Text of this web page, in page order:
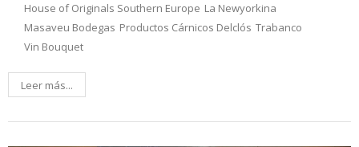
House of Originals Southern Europe La Newyorkina
Masaveu Bodegas Productos Cárnicos Delclós Trabanco
Vin Bouquet
Leer más...